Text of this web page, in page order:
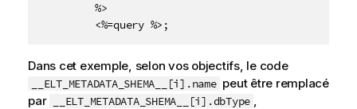
         %>
         <%=query %>;
Dans cet exemple, selon vos objectifs, le code
__ELT_METADATA_SHEMA__[i].name peut être remplacé
par
__ELT_METADATA_SHEMA__[i].dbType